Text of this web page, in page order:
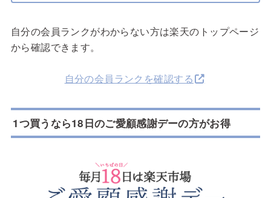
自分の会員ランクがわからない方は楽天のトップページ
から確認できます。
自分の会員ランクを確認する
1つ買うなら18日のご愛顧感謝デーの方がお得